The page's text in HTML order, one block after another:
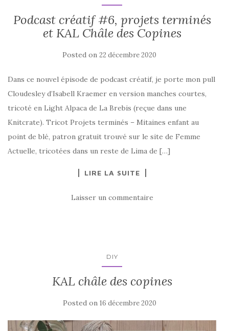
Podcast créatif #6, projets terminés
et KAL Châle des Copines
Posted on 22 décembre 2020
Dans ce nouvel épisode de podcast créatif, je porte mon pull
Cloudesley d’Isabell Kraemer en version manches courtes,
tricoté en Light Alpaca de La Brebis (reçue dans une
Knitcrate). Tricot Projets terminés – Mitaines enfant au
point de blé, patron gratuit trouvé sur le site de Femme
Actuelle, tricotées dans un reste de Lima de […]
LIRE LA SUITE
Laisser un commentaire
DIY
KAL châle des copines
Posted on 16 décembre 2020